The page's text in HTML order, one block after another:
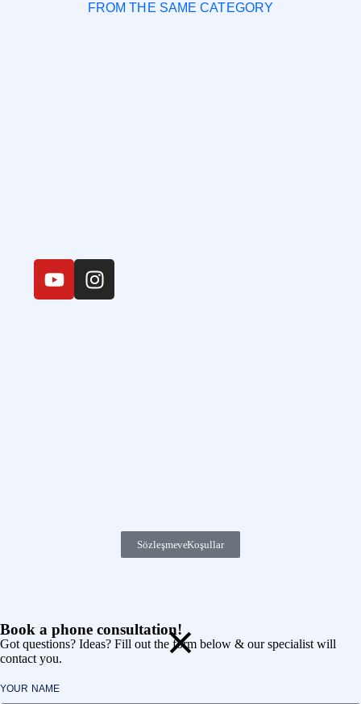
FROM THE SAME CATEGORY
Sözleşme ve Koşullar
Book a phone consultation!
Got questions? Ideas? Fill out the form below & our specialist will
contact you.
YOUR NAME